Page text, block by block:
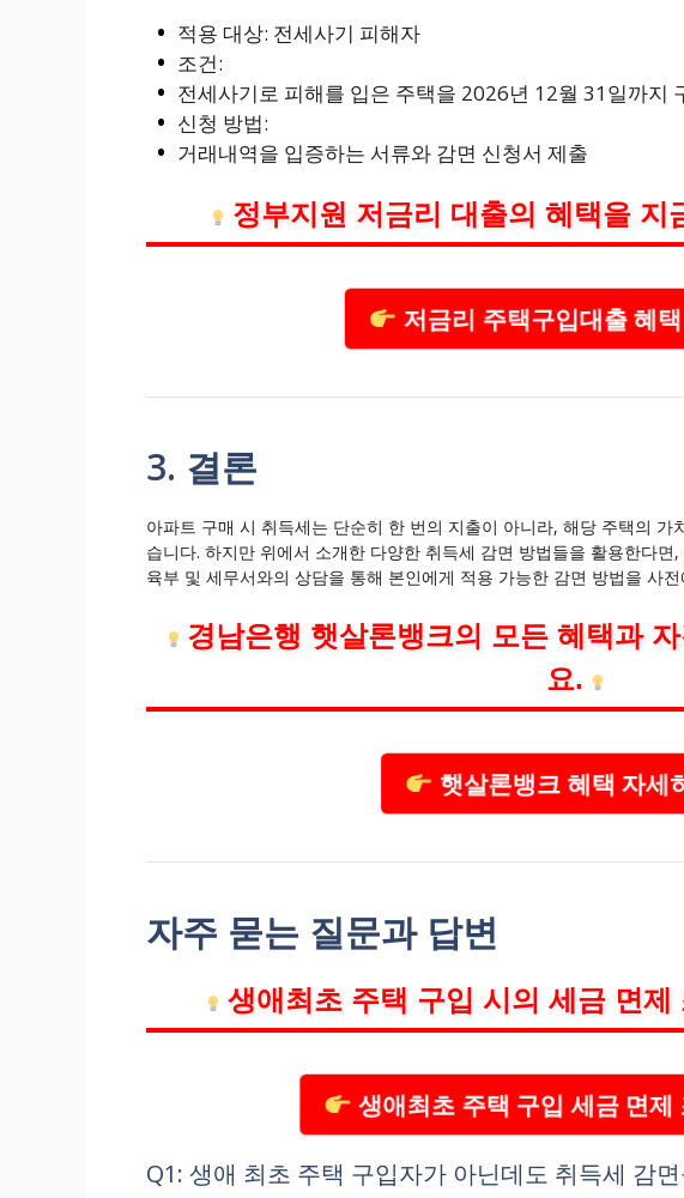
적용 대상: 전세사기 피해자
조건:
전세사기로 피해를 입은 주택을 2026년 12월 31일까지
신청 방법:
거래내역을 입증하는 서류와 감면 신청서 제출
정부지원 저금리 대출의 혜택을 지
저금리 주택구입대출 혜
3. 결론
아파트 구매 시 취득세는 단순히 한 번의 지출이 아니라, 해당 주택의 가
습니다. 하지만 위에서 소개한 다양한 취득세 감면 방법들을 활용한다
육부 및 세무서와의 상담을 통해 본인에게 적용 가능한 감면 방법을 사
경남은행 햇살론뱅크의 모든 혜택과
요.
햇살론뱅크 혜택 자세
자주 묻는 질문과 답변
생애최초 주택 구입 시의 세금 면제
생애최초 주택 구입 세금 면제
Q1: 생애 최초 주택 구입자가 아닌데도 취득세 감